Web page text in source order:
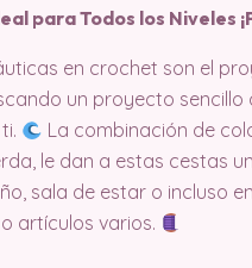
para Todos los
en crochet son el
un proyecto
La combinación de
le dan a estas cestas
sala de estar o incluso
artículos varios.